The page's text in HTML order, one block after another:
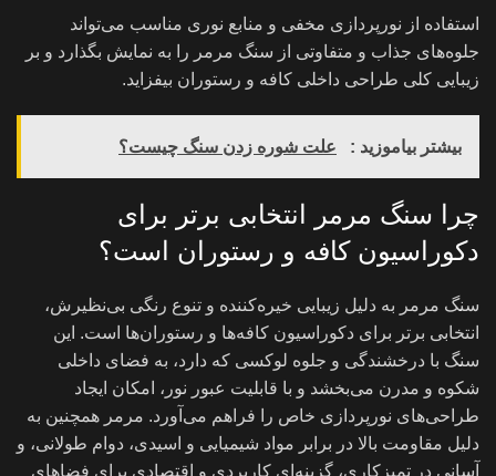
استفاده از نورپردازی مخفی و منابع نوری مناسب می‌تواند
جلوه‌های جذاب و متفاوتی از سنگ مرمر را به نمایش بگذارد و بر
زیبایی کلی طراحی داخلی کافه و رستوران بیفزاید.
بیشتر بیاموزید : علت شوره زدن سنگ چیست؟
چرا سنگ مرمر انتخابی برتر برای
دکوراسیون کافه و رستوران است؟
سنگ مرمر به دلیل زیبایی خیره‌کننده و تنوع رنگی بی‌نظیرش،
انتخابی برتر برای دکوراسیون کافه‌ها و رستوران‌ها است. این
سنگ با درخشندگی و جلوه لوکسی که دارد، به فضای داخلی
شکوه و مدرن می‌بخشد و با قابلیت عبور نور، امکان ایجاد
طراحی‌های نورپردازی خاص را فراهم می‌آورد. مرمر همچنین به
دلیل مقاومت بالا در برابر مواد شیمیایی و اسیدی، دوام طولانی، و
آسانی در تمیزکاری، گزینه‌ای کاربردی و اقتصادی برای فضاهای